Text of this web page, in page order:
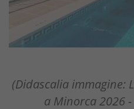
(Didascalia immagine:
a Minorca 2026